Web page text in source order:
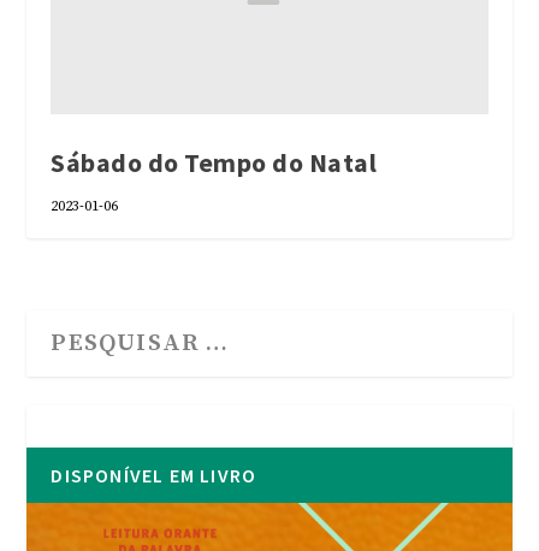
Sábado do Tempo do Natal
2023-01-06
DISPONÍVEL EM LIVRO